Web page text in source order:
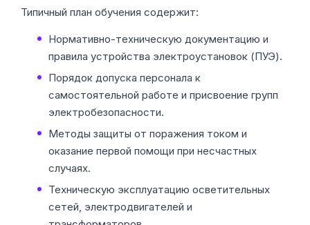
Типичный план обучения содержит:
Нормативно-техническую документацию и
правила устройства электроустановок (ПУЭ).
Порядок допуска персонала к
самостоятельной работе и присвоение групп
электробезопасности.
Методы защиты от поражения током и
оказание первой помощи при несчастных
случаях.
Техническую эксплуатацию осветительных
сетей, электродвигателей и